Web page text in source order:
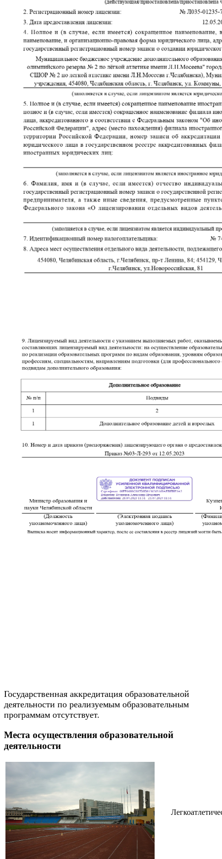
Государственная аккредитация образовательной
деятельности по реализуемым образовательным
программам отсутствует.
Места осуществления образовательной
деятельности